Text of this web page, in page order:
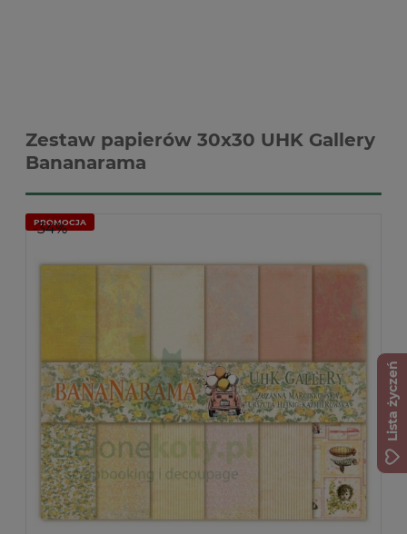
Zestaw papierów 30x30 UHK Gallery
Bananarama
PROMOCJA
-34%
Lista życzeń